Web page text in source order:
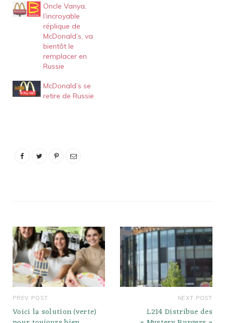
Oncle Vanya,
l’incroyable
réplique de
McDonald’s, va
bientôt le
remplacer en
Russie
McDonald’s se
retire de Russie
PREV POST
Voici la solution (verte)
NEXT POST
L214 Distribue des